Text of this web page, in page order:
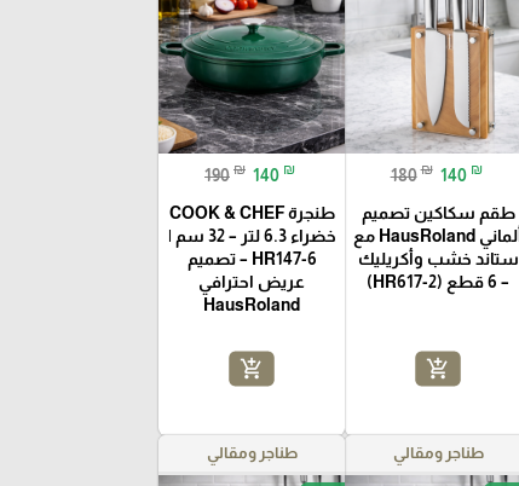
180 ₪ 140 ₪
طقم سكاكين تصميم
ألماني HausRoland مع
ستاند خشب وأكريليك
– 6 قطع (HR617-2)
add_shopping_cart
190 ₪ 140 ₪
طنجرة COOK & CHEF
خضراء 6.3 لتر – 32 سم |
HR147-6 – تصميم
عريض احترافي
HausRoland
add_shopping_cart
طناجر ومقالي طناجر ومقالي